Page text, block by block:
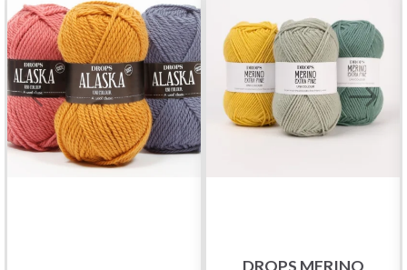
DROPS MERINO